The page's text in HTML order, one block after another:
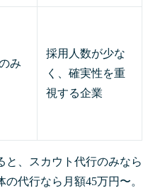
み
採用人数が少な
く、確実性を重
視する企業
と、スカウト代行のみなら
代行なら月額45万円〜。